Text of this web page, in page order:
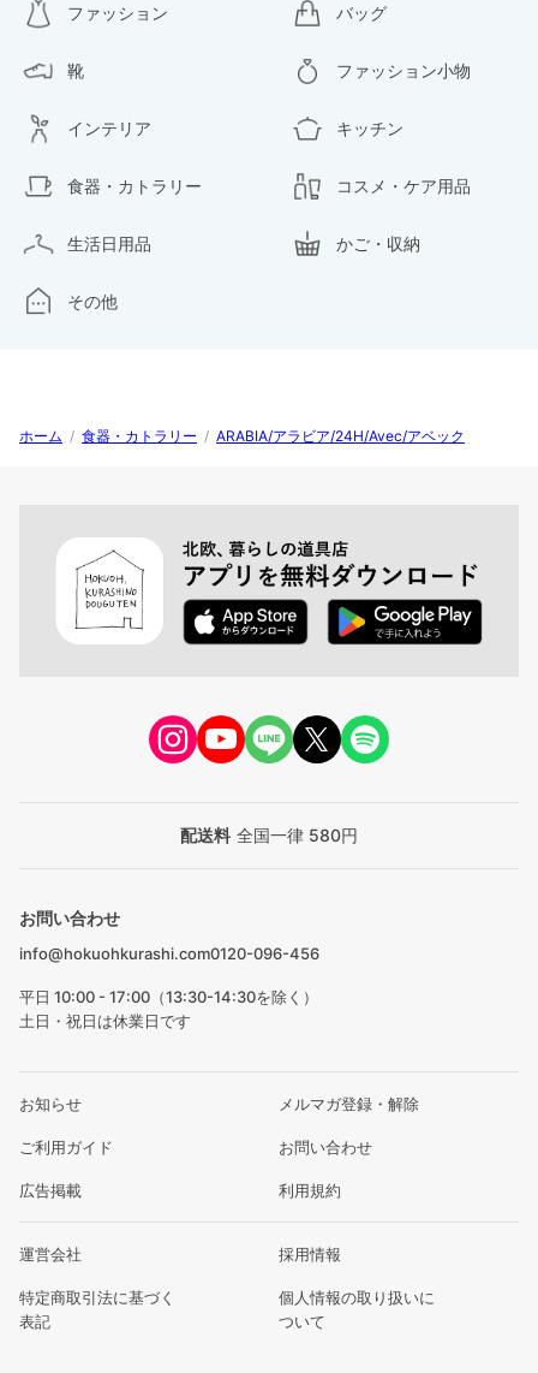
ファッション バッグ
靴 ファッション小物
インテリア キッチン
食器・カトラリー コスメ・ケア用品
生活日用品 かご・収納
その他
ホーム / 食器・カトラリー / ARABIA/アラビア/24H/Avec/アベック
配送料 全国一律 580円
お問い合わせ
info@hokuohkurashi.com0120-096-456
平日 10:00 - 17:00（13:30-14:30を除く）
土日・祝日は休業日です
お知らせ メルマガ登録・解除
ご利用ガイド お問い合わせ
広告掲載 利用規約
運営会社 採用情報
特定商取引法に基づく
表記
個人情報の取り扱いに
ついて